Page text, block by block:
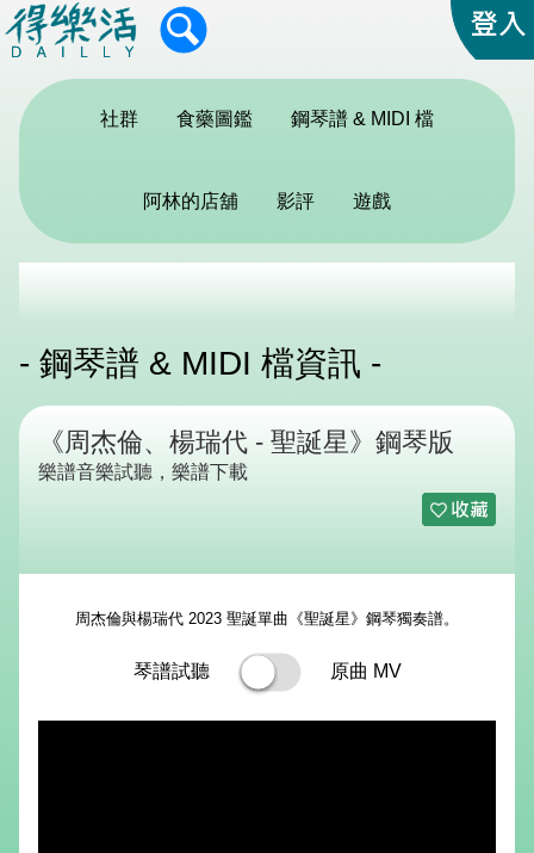
社群 食藥圖鑑 鋼琴譜 & MIDI 檔
阿林的店舖 影評 遊戲
- 鋼琴譜 & MIDI 檔資訊 -
《周杰倫、楊瑞代 - 聖誕星》鋼琴版
樂譜音樂試聽，樂譜下載
周杰倫與楊瑞代 2023 聖誕單曲《聖誕星》鋼琴獨奏譜。
琴譜試聽 原曲 MV